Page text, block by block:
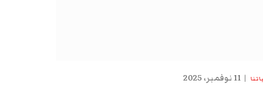
11 نوفمبر، 2025